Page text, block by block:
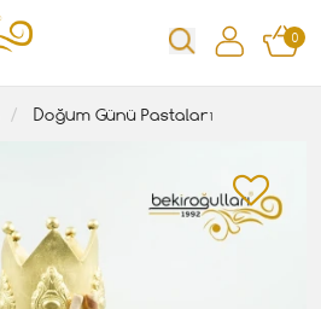
0
Doğum Günü Pastaları